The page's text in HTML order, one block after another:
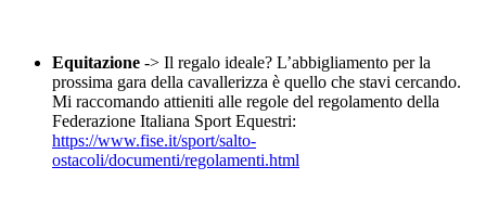
Equitazione -> Il regalo ideale? L’abbigliamento per la
prossima gara della cavallerizza è quello che stavi cercando.
Mi raccomando attieniti alle regole del regolamento della
Federazione Italiana Sport Equestri:
https://www.fise.it/sport/salto-
ostacoli/documenti/regolamenti.html